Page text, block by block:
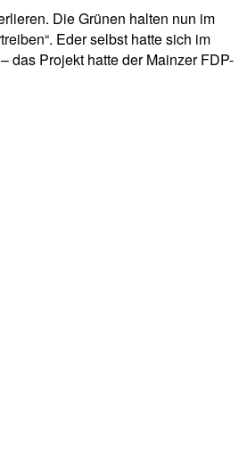
Die Grünen halten nun im
Eder selbst hatte sich im
das Projekt hatte der Mainzer FDP-